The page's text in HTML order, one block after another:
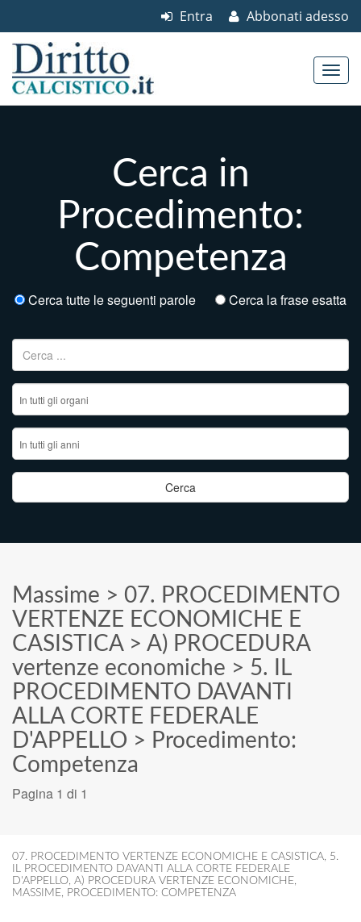
Abbonati adesso
Entra
Cerca in
Procedimento:
Competenza
Cerca tutte le seguenti parole Cerca la frase esatta
Ricerca per:
Massime > 07. PROCEDIMENTO
VERTENZE ECONOMICHE E
CASISTICA> A) PROCEDURA
vertenze economiche > 5. IL
PROCEDIMENTO DAVANTI
ALLA CORTE FEDERALE
D'APPELLO > Procedimento:
Competenza
Pagina 1 di 1
07. PROCEDIMENTO VERTENZE ECONOMICHE E CASISTICA, 5.
IL PROCEDIMENTO DAVANTI ALLA CORTE FEDERALE
D'APPELLO, A) PROCEDURA VERTENZE ECONOMICHE,
MASSIME, PROCEDIMENTO: COMPETENZA